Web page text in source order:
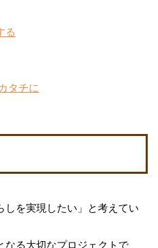
る
タチに
しを実現したい」と考えてい
なる大切なプロジェクトで